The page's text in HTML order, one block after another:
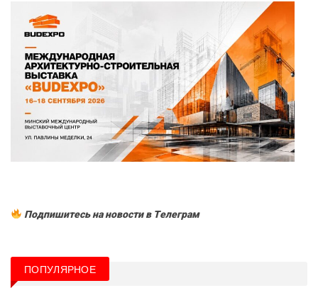
Подпишитесь на новости в Tелеграм
ПОПУЛЯРНОЕ